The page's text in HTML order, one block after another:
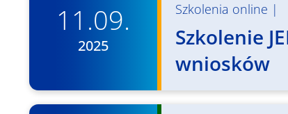
11.09.
2025
Szkolenia online |
Szkolenie
wniosków